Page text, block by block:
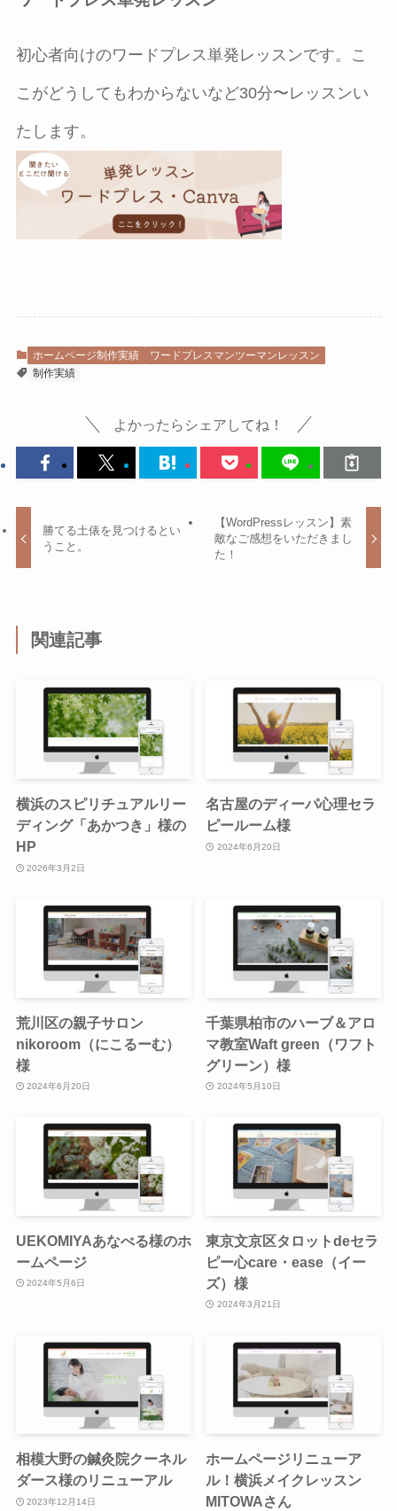
初心者向けのワードプレス単発レッスンです。こ
こがどうしてもわからないなど30分〜レッスンい
たします。
ホームページ制作実績
ワードプレスマンツーマンレッスン
制作実績
よかったらシェアしてね！
勝てる土俵を見つけるとい
うこと。
【WordPressレッスン】素
敵なご感想をいただきまし
た！
関連記事
横浜のスピリチュアルリー
ディング「あかつき」様の
HP
2026年3月2日
名古屋のディーパ心理セラ
ピールーム様
2024年6月20日
荒川区の親子サロン
nikoroom（にこるーむ）
様
2024年6月20日
千葉県柏市のハーブ＆アロ
マ教室Waft green（ワフト
グリーン）様
2024年5月10日
UEKOMIYAあなべる様のホ
ームページ
2024年5月6日
東京文京区タロットdeセラ
ピー心care・ease（イー
ズ）様
2024年3月21日
相模大野の鍼灸院クーネル
ダース様のリニューアル
2023年12月14日
ホームページリニューア
ル！横浜メイクレッスン
MITOWAさん